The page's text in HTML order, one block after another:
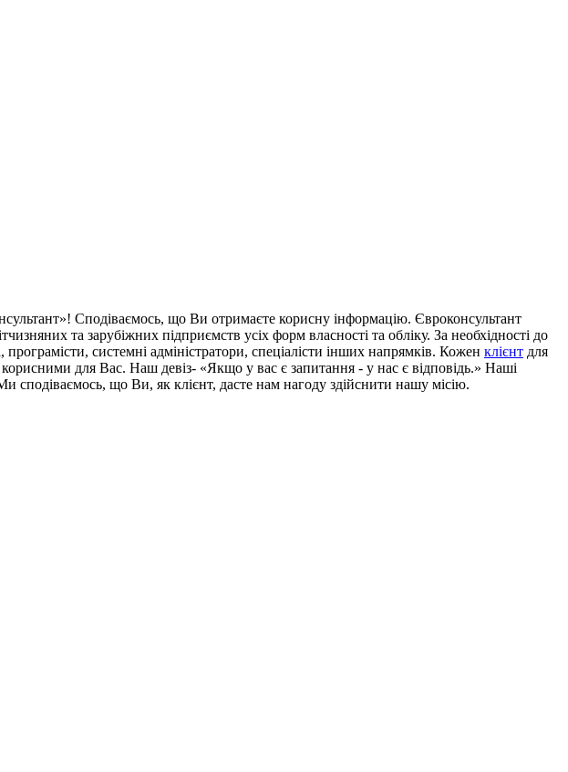
Сподіваємось, що Ви отримаєте корисну інформацію. Євроконсультант
та зарубіжних підприємств усіх форм власності та обліку. За необхідності до
системні адміністратори, спеціалісти інших напрямків. Кожен клієнт для
для Вас. Наш девіз- «Якщо у вас є запитання - у нас є відповідь.» Наші
сподіваємось, що Ви, як клієнт, дасте нам нагоду здійснити нашу місію.